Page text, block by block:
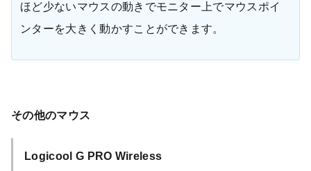
ほど少ないマウスの動きでモニター上でマウスポイ
ンターを大きく動かすことができます。
その他のマウス
Logicool G PRO Wireless